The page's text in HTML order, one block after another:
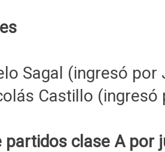
Sagal (ingresó
Castillo
partidos clase A por